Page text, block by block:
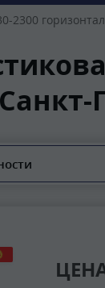
2300
Санкт-